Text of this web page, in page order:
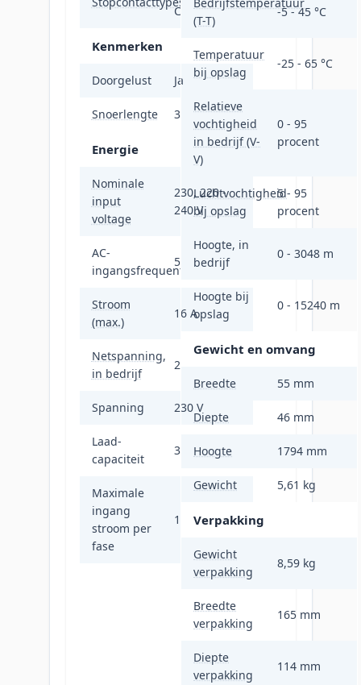
C19 stekker
Kenmerken
Doorgelust Ja
Snoerlengte 3 m
Energie
Nominale
input
voltage
230, 220 -
240 V
AC-
ingangsfrequentie
50 - 60 Hz
Stroom
(max.)
16 A
Netspanning,
in bedrijf
239 V
Spanning 230 V
Laad-
capaciteit
3680 VA
Maximale
ingang
stroom per
fase
16 A
(T-T)
-5 - 45 °C
Temperatuur
bij opslag
-25 - 65 °C
Relatieve
vochtigheid
in bedrijf (V-
V)
0 - 95
procent
Luchtvochtigheid
bij opslag
5 - 95
procent
Hoogte, in
bedrijf
0 - 3048 m
Hoogte bij
opslag
0 - 15240 m
Gewicht en omvang
Breedte 55 mm
Diepte 46 mm
Hoogte 1794 mm
Gewicht 5,61 kg
Verpakking
Gewicht
verpakking
8,59 kg
Breedte
verpakking
165 mm
Diepte
verpakking
114 mm